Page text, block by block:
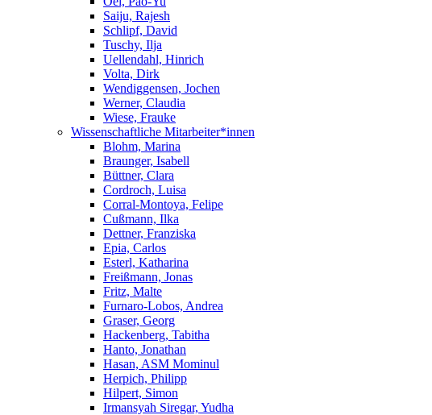
Saiju, Rajesh
Schlipf, David
Tuschy, Ilja
Uellendahl, Hinrich
Volta, Dirk
Wendiggensen, Jochen
Werner, Claudia
Wiese, Frauke
Wissenschaftliche Mitarbeiter*innen
Blohm, Marina
Braunger, Isabell
Büttner, Clara
Cordroch, Luisa
Corral-Montoya, Felipe
Cußmann, Ilka
Dettner, Franziska
Epia, Carlos
Esterl, Katharina
Freißmann, Jonas
Fritz, Malte
Furnaro-Lobos, Andrea
Graser, Georg
Hackenberg, Tabitha
Hanto, Jonathan
Hasan, ASM Mominul
Herpich, Philipp
Hilpert, Simon
Irmansyah Siregar, Yudha